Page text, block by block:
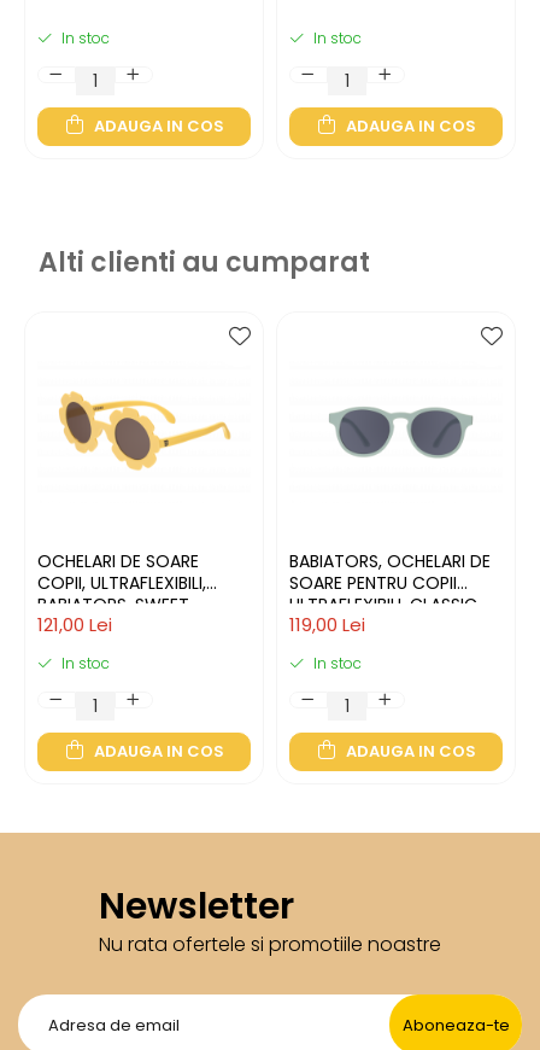
In stoc
ADAUGA IN COS
In stoc
ADAUGA IN COS
Alti clienti au cumparat
OCHELARI DE SOARE
COPII, ULTRAFLEXIBILI,
BABIATORS, SWEET
SUNFLOWER, LENTILE
121,00 Lei
In stoc
ADAUGA IN COS
BABIATORS, OCHELARI DE
SOARE PENTRU COPII
ULTRAFLEXIBILI, CLASSIC
KEYHOLE: MINT TO BE |
119,00 Lei
In stoc
ADAUGA IN COS
Newsletter
Nu rata ofertele si promotiile noastre